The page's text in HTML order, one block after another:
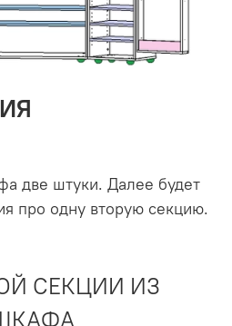
две штуки. Далее будет
про одну вторую секцию.
СЕКЦИИ ИЗ